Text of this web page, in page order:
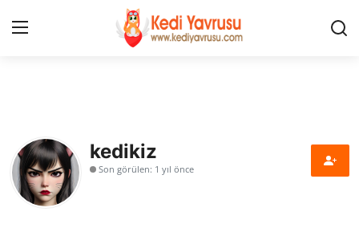
İLETİŞİM
HAKKIMIZDA
kedikiz
Son görülen: 1 yıl önce